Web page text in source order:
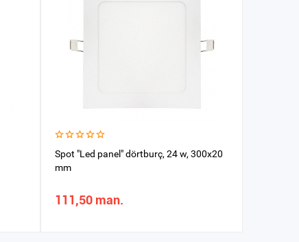
Spot "Led panel" dörtburç, 24 w, 300х20
mm
111,50 man.